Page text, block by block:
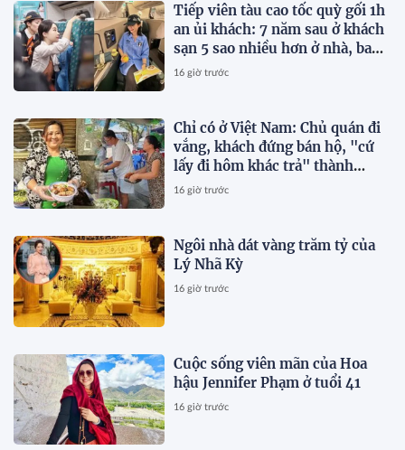
Tiếp viên tàu cao tốc quỳ gối 1h
an ủi khách: 7 năm sau ở khách
sạn 5 sao nhiều hơn ở nhà, bay
hạng thương gia
16 giờ trước
Chỉ có ở Việt Nam: Chủ quán đi
vắng, khách đứng bán hộ, "cứ
lấy đi hôm khác trả" thành
chuyện thường ngày
16 giờ trước
Ngôi nhà dát vàng trăm tỷ của
Lý Nhã Kỳ
16 giờ trước
Cuộc sống viên mãn của Hoa
hậu Jennifer Phạm ở tuổi 41
16 giờ trước